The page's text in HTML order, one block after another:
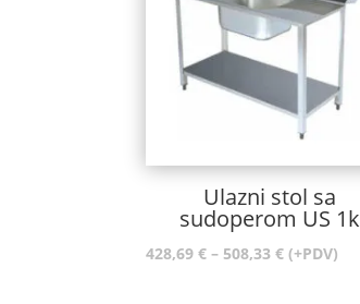
Ulazni stol sa
sudoperom US 1k
428,69€ – 508,33€Raspon
(+PDV)